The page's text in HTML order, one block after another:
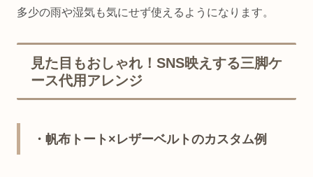
多少の雨や湿気も気にせず使えるようになります。
見た目もおしゃれ！SNS映えする三脚ケ
ース代用アレンジ
・帆布トート×レザーベルトのカスタム例